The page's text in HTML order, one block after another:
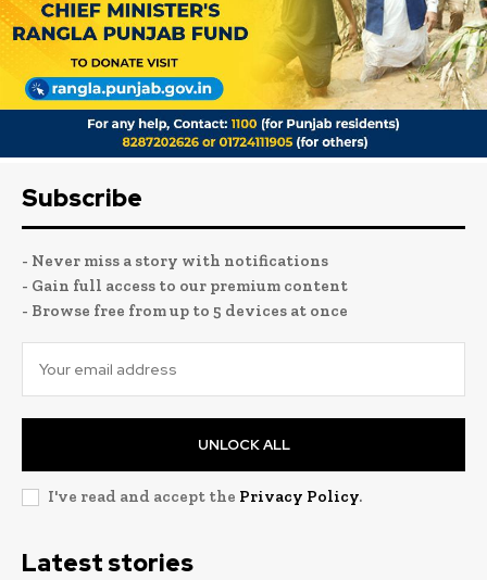
Subscribe
- Never miss a story with notifications
- Gain full access to our premium content
- Browse free from up to 5 devices at once
UNLOCK ALL
I've read and accept the Privacy Policy.
Latest stories